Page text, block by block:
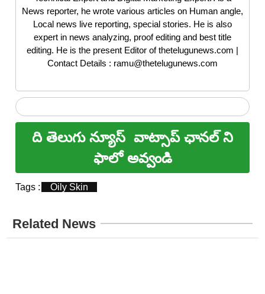
News reporter, he wrote various articles on Human angle,
Local news live reporting, special stories. He is also
expert in news analyzing, proof editing and best title
editing. He is the present Editor of thetelugunews.com |
Contact Details : ramu@thetelugunews.com
ది తెలుగు న్యూస్ వాట్సాప్ ఛానల్ ని
ఫాలో అవ్వండి
Tags : Oily Skin
Related News